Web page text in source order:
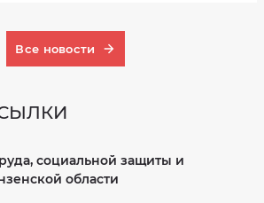
Все новости
социальной защиты и
области